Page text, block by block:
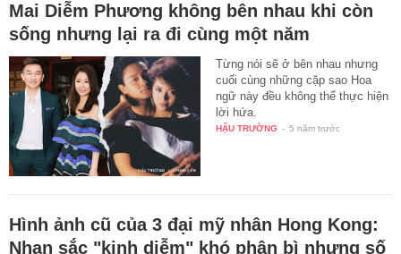
Mai Diễm Phương không bên nhau khi còn
sống nhưng lại ra đi cùng một năm
Từng nói sẽ ở bên nhau nhưng
cuối cùng những cặp sao Hoa
ngữ này đều không thể thực hiện
lời hứa.
HẬU TRƯỜNG - 5 năm trước
Hình ảnh cũ của 3 đại mỹ nhân Hong Kong:
Nhan sắc "kinh diễm" khó phân bì nhưng số